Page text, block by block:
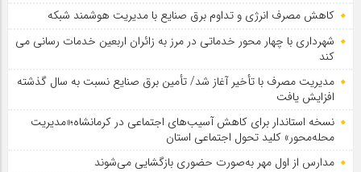
کاهش مصرف انرژی و تداوم برق صنایع با مدیریت هوشمند شبکه
شهرداری با چهار محور خدماتی در مرز به زائران اربعین خدمات رسانی می
کند
مدیریت مصرف با تأخیر آغاز شد/ تأمین برق صنایع نسبت به سال گذشته
افزایش یافت
نسخه استاندار برای کاهش آسیب‌های اجتماعی در کرمانشاه؛«مدیریت
محله‌محور» کلید تحول اجتماعی استان
مدارس از اول مهر به‌صورت حضوری بازگشایی می‌شوند